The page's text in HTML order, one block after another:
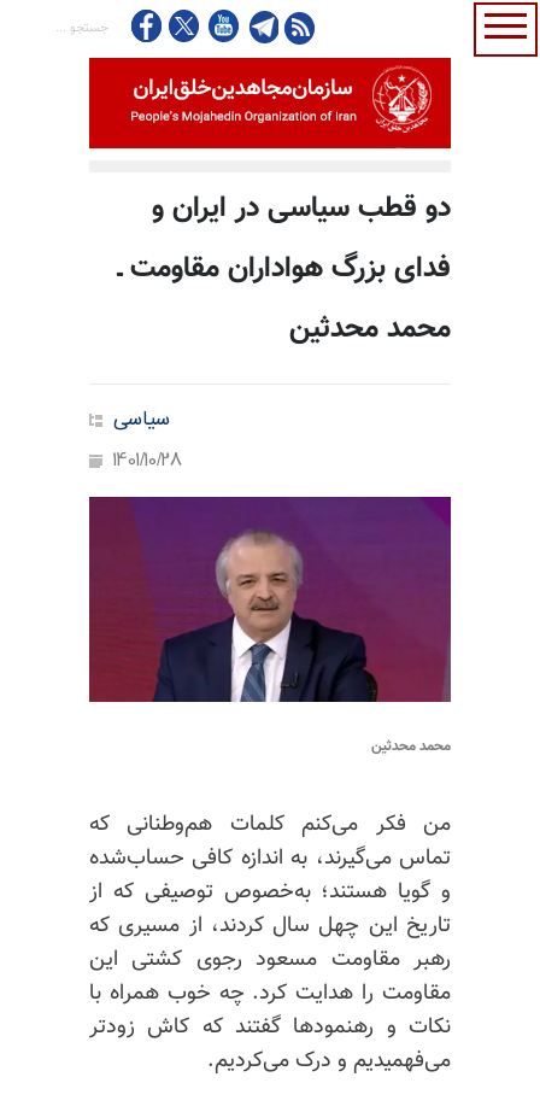
دو قطب سیاسی در ایران و
فدای بزرگ هواداران مقاومت ـ
محمد محدثین
سیاسی
1401/10/28
محمد محدثین
من فکر می‌کنم کلمات هم‌وطنانی که
تماس می‌گیرند، به اندازه کافی حساب‌شده
و گویا هستند؛ به‌خصوص توصیفی که از
تاریخ این چهل سال کردند، از مسیری که
رهبر مقاومت مسعود رجوی کشتی این
مقاومت را هدایت کرد. چه خوب همراه با
نکات و رهنمودها گفتند که کاش زودتر
می‌فهمیدیم و درک می‌کردیم.